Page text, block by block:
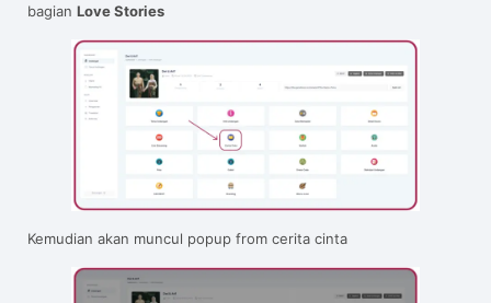
bagian Love Stories
Kemudian akan muncul popup from cerita cinta